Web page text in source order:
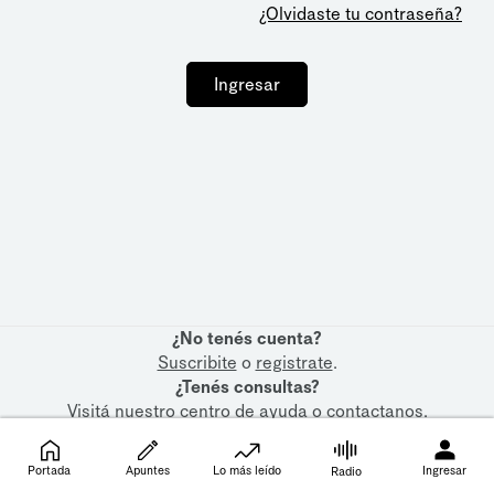
¿Olvidaste tu contraseña?
Ingresar
¿No tenés cuenta?
Suscribite o registrate.
¿Tenés consultas?
Visitá nuestrocentro de ayudaocontactanos.
Portada Apuntes Lo más leído Radio Ingresar